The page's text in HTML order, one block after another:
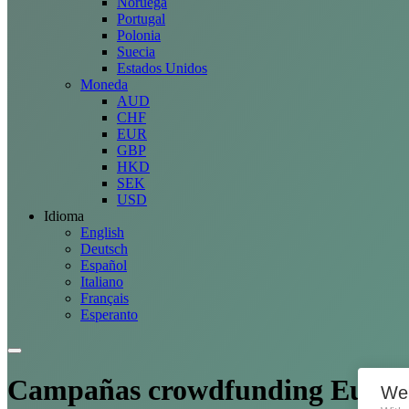
Portugal
Polonia
Suecia
Estados Unidos
Moneda
AUD
CHF
EUR
GBP
HKD
SEK
USD
Idioma
English
Deutsch
Español
Italiano
Français
Esperanto
Campañas crowdfunding